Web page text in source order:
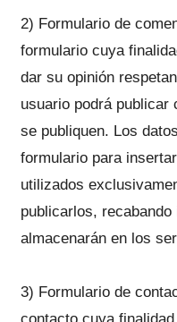
2) Formulario de
formulario cuya
dar su opinión
usuario podrá publicar
se publiquen. Los
formulario para
utilizados
publicarlos,
almacenarán en los
3) Formulario de